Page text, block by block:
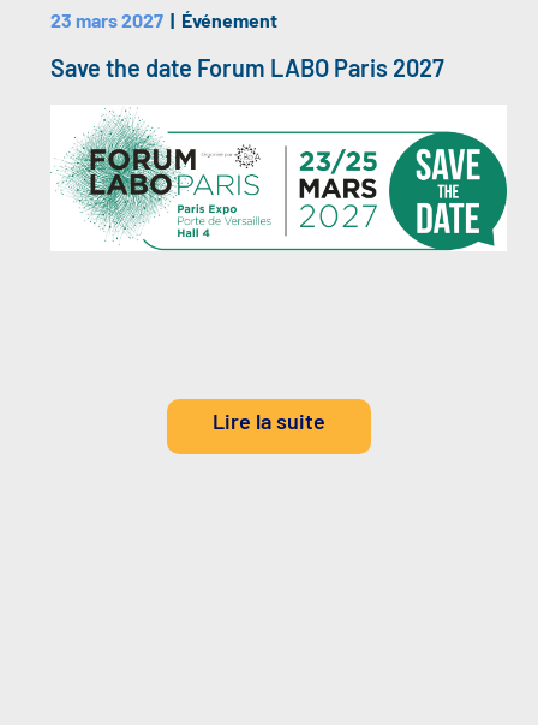
23 mars 2027 | Événement
Save the date Forum LABO Paris 2027
Lire la suite